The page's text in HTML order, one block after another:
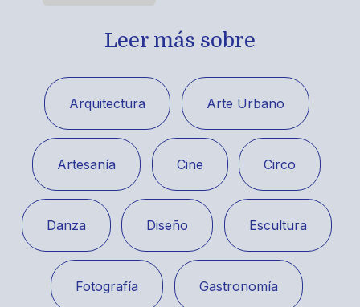
Leer más sobre
Arquitectura Arte Urbano
Artesanía Cine Circo
Danza Diseño Escultura
Fotografía Gastronomía